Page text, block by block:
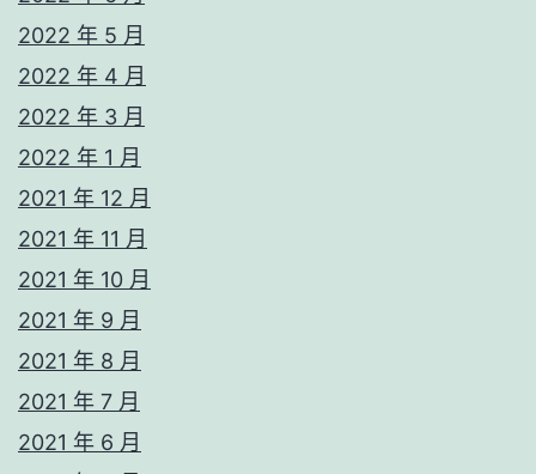
2022 年 5 月
2022 年 4 月
2022 年 3 月
2022 年 1 月
2021 年 12 月
2021 年 11 月
2021 年 10 月
2021 年 9 月
2021 年 8 月
2021 年 7 月
2021 年 6 月